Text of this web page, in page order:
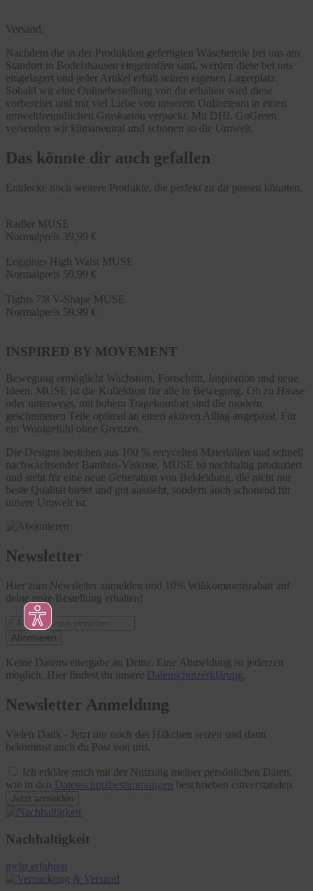
Versand
Nachdem die in der Produktion gefertigten Wäscheteile bei uns am
Standort in Bodelshausen eingetroffen sind, werden diese bei uns
eingelagert und jeder Artikel erhält seinen eigenen Lagerplatz.
Sobald wir eine Onlinebestellung von dir erhalten wird diese
vorbereitet und mit viel Liebe von unserem Onlineteam in einen
umweltfreundlichen Graskarton verpackt. Mit DHL GoGreen
versenden wir klimaneutral und schonen so die Umwelt.
Das könnte dir auch gefallen
Entdecke noch weitere Produkte, die perfekt zu dir passen könnten.
Radler MUSE
Normalpreis 39,99 €
Leggings High Waist MUSE
Normalpreis 59,99 €
Tights 7/8 V-Shape MUSE
Normalpreis 59,99 €
INSPIRED BY MOVEMENT
Bewegung ermöglicht Wachstum, Fortschritt, Inspiration und neue
Ideen. MUSE ist die Kollektion für alle in Bewegung. Ob zu Hause
oder unterwegs, mit hohem Tragekomfort sind die modern
geschnittenen Teile optimal an einen aktiven Alltag angepasst. Für
ein Wohlgefühl ohne Grenzen.
Die Designs bestehen aus 100 % recycelten Materialien und schnell
nachwachsender Bambus-Viskose. MUSE ist nachhaltig produziert
und steht für eine neue Generation von Bekleidung, die nicht nur
beste Qualität bietet und gut aussieht, sondern auch schonend für
unsere Umwelt ist.
Newsletter
Hier zum Newsletter anmelden und 10% Willkommensrabatt auf
deine erste Bestellung erhalten!
Abonnieren
Keine Datenweitergabe an Dritte. Eine Abmeldung ist jederzeit
möglich. Hier findest du unsere Datenschutzerklärung
Newsletter Anmeldung
Vielen Dank - Jetzt nur noch das Häkchen setzen und dann
bekommst auch du Post von uns.
Ich erkläre mich mit der Nutzung meiner persönlichen Daten,
wie in den Datenschutzbestimmungen beschrieben einverstanden.
Jetzt anmelden
Nachhaltigkeit
mehr erfahren